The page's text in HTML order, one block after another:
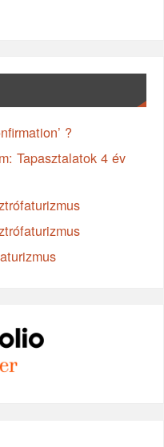
?
Tapasztalatok 4 év